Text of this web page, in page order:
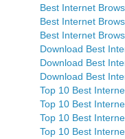
Best Internet
Best Internet
Best Internet
Download Best
Download Best
Download Best
Top 10 Best
Top 10 Best
Top 10 Best
Top 10 Best